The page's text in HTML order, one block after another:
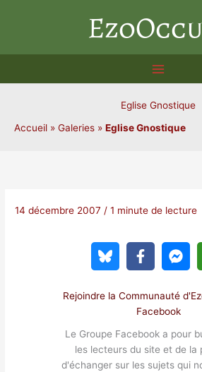
Eglise Gnostique
Accueil » Galeries » Eglise Gnostique
14 décembre 2007 /1 minute de lecture
Rejoindre la Communauté
Facebook
Le Groupe Facebook a pour
les lecteurs du site et de la
d'échanger sur les sujets qui